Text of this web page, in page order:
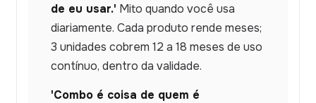
de eu usar.' Mito quando você usa
diariamente. Cada produto rende meses;
3 unidades cobrem 12 a 18 meses de uso
contínuo, dentro da validade.
'Combo é coisa de quem é